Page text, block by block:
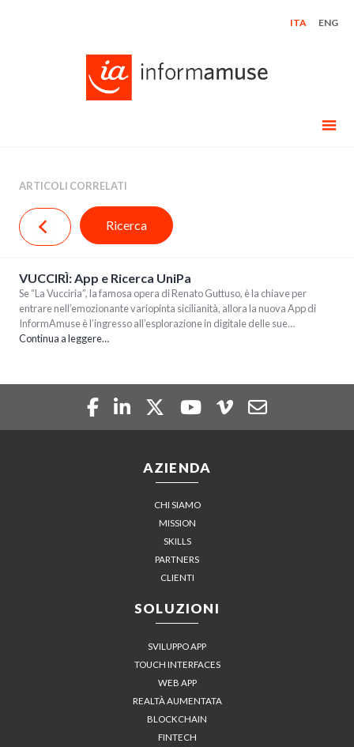
ITA ENG
ARTICOLI CORRELATI
Ricerca
VUCCIRÌ: App e Ricerca UniPa
Se “La Vucciria”, la famosa opera di Renato Guttuso, è la chiave per
entrare nell’emozionante variopinta sicilianità, allora la nuova App di
InformAmuse è l’ingresso all’esplorazione in digitale delle sue…
Continua a leggere…
AZIENDA
CHI SIAMO
MISSION
SKILLS
PARTNERS
CLIENTI
SOLUZIONI
SVILUPPO APP
TOUCH INTERFACES
WEB APP
REALTÀ AUMENTATA
BLOCKCHAIN
FINTECH